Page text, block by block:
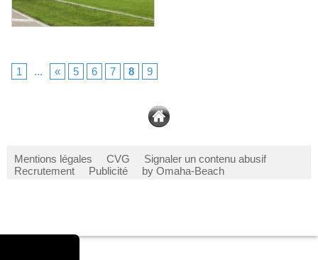
1 ... « 5 6 7 8 9
Mentions légales CVG
Signaler un contenu abusif
Recrutement
Publicité by Omaha-Beach